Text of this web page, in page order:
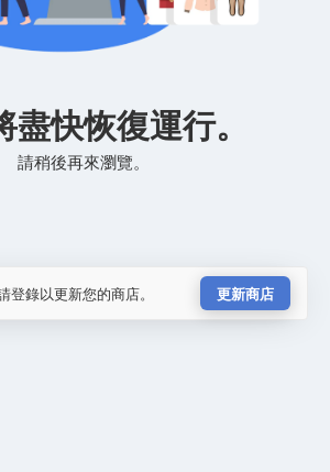
盡快恢復運行。
請稍後再來瀏覽。
登錄以更新您的商店。 更新商店